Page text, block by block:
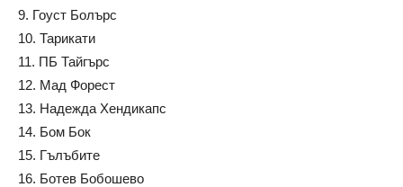
9. Гоуст Болърс
10. Тарикати
11. ПБ Тайгърс
12. Мад Форест
13. Надежда Хендикапс
14. Бом Бок
15. Гълъбите
16. Ботев Бобошево